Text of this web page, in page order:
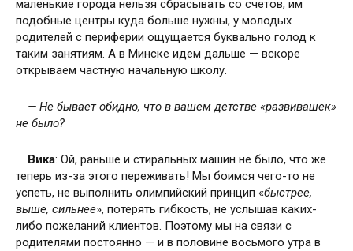
маленькие города нельзя сбрасывать со счетов, им
подобные центры куда больше нужны, у молодых
родителей с периферии ощущается буквально голод к
таким занятиям. А в Минске идем дальше — вскоре
открываем частную начальную школу.
— Не бывает обидно, что в вашем детстве «развивашек»
не было?
Вика: Ой, раньше и стиральных машин не было, что же
теперь из-за этого переживать! Мы боимся чего-то не
успеть, не выполнить олимпийский принцип «быстрее,
выше, сильнее», потерять гибкость, не услышав каких-
либо пожеланий клиентов. Поэтому мы на связи с
родителями постоянно — и в половине восьмого утра в